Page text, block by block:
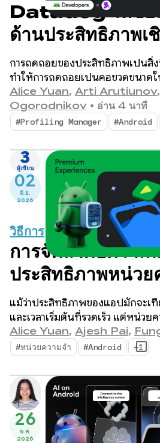
Datadog ให้ข้อ
ด้านประสิทธิภาพเ
รายการด้วย
การถดถอยของประสิทธิภาพเป็นสิ่
ทำให้การถดถอยเป็นคอขวดขนาด
ปบนอุปกรณ์เคลื่อนที่
Alice Yuan, Arti Arutiunov,
Ogorodnikov • อ่าน 4 นาที
#Profiling Manager #Android
3
ผู้เขียน
02
มิ.ย.
2026
วิธีการ
การจัดลำดับความ
ประสิทธิภาพหน่ว
ตอนสำคัญสำหรั
17
แม้ว่าประสิทธิภาพของแอปมักจะเ
และเวลาเริ่มต้นที่รวดเร็ว แต่หน่วย
เงียบซึ่งเมตริกที่มองเห็นได้เหล่านี้ส
เปลี่ยนแปลงที่หน่วยความจำของอุ
มากกว่าที่เคย
Alice Yuan, Ajesh Pai,
#หน่วยความจำ #Android +1
26
พ.ค.
2026